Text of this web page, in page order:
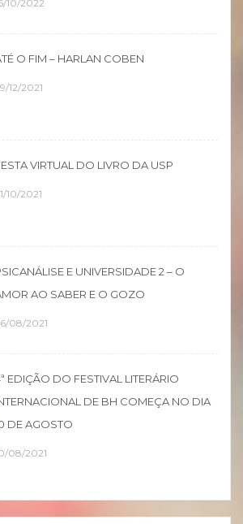
10/2022
O FIM – HARLAN COBEN
12/2021
VIRTUAL DO LIVRO DA USP
10/2021
E UNIVERSIDADE 2 – O
AO SABER E O GOZO
08/2021
EDIÇÃO DO FESTIVAL LITERÁRIO
DE BH COMEÇA NO DIA
DE AGOSTO
08/2021